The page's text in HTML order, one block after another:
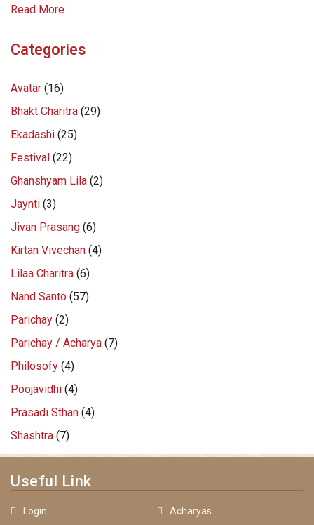
Read More
Categories
Avatar (16)
Bhakt Charitra (29)
Ekadashi (25)
Festival (22)
Ghanshyam Lila (2)
Jaynti (3)
Jivan Prasang (6)
Kirtan Vivechan (4)
Lilaa Charitra (6)
Nand Santo (57)
Parichay (2)
Parichay / Acharya (7)
Philosofy (4)
Poojavidhi (4)
Prasadi Sthan (4)
Shashtra (7)
Useful Link
Login
Acharyas